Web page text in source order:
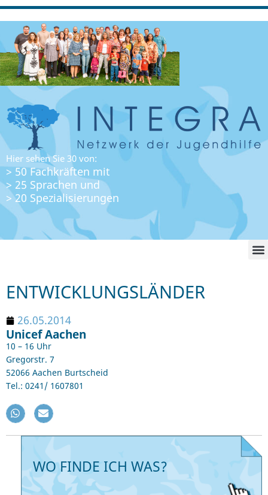
Hier sehen Sie 30 von:
> 50 Fachkräften mit
> 25 Sprachen und
> 20 Spezialisierungen
ENTWICKLUNGSLÄNDER
26.05.2014
Unicef Aachen
10 – 16 Uhr
Gregorstr. 7
52066 Aachen Burtscheid
Tel.: 0241/ 1607801
WO FINDE ICH WAS?